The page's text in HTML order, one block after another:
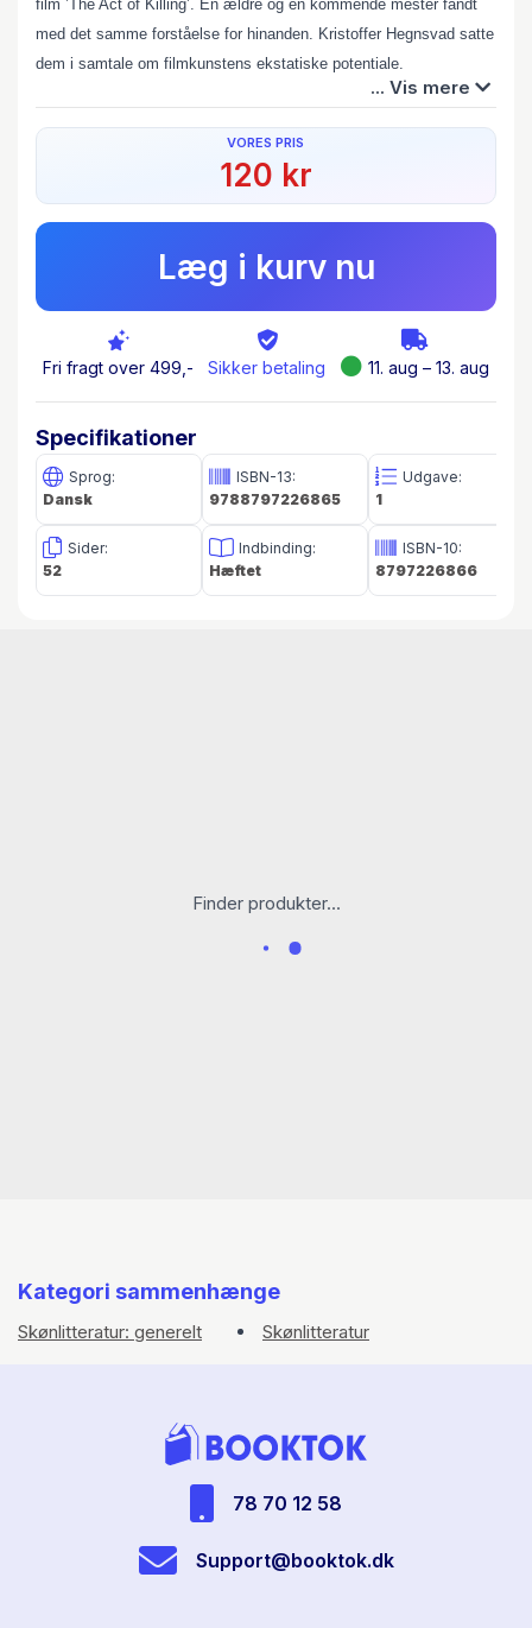
film ’The Act of Killing’. En ældre og en kommende mester fandt
med det samme forståelse for hinanden. Kristoffer Hegnsvad satte
dem i samtale om filmkunstens ekstatiske potentiale.
... Vis mere
VORES PRIS
120 kr
Læg i kurv nu
Fri fragt over 499,- Sikker betaling 11. aug – 13. aug
Specifikationer
Sprog:
Dansk
Sider:
52
ISBN-13:
9788797226865
Indbinding:
Hæftet
Udgave:
1
ISBN-10:
8797226866
Finder produkter...
Kategori sammenhænge
Skønlitteratur: generelt Skønlitteratur
78 70 12 58
Support@booktok.dk